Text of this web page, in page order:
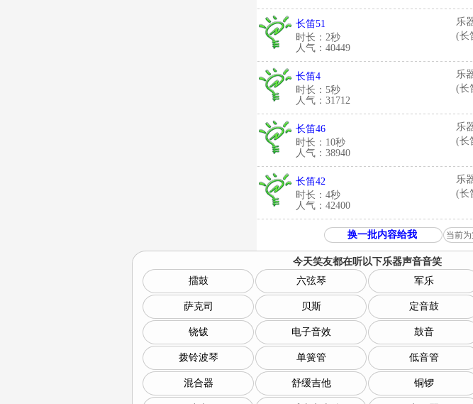
长笛51
时长：2秒
人气：40449
乐
(长
长笛4
时长：5秒
人气：31712
乐
(长
长笛46
时长：10秒
人气：38940
乐
(长
长笛42
时长：4秒
人气：42400
乐
(长
换一批内容给我 当前为
今天笑友都在听以下乐器声音音笑
擂鼓
六弦琴 军乐
萨克司 贝斯 定音鼓
铙钹 电子音效 鼓音
拨铃波琴 单簧管 低音管
混合器 舒缓吉他 铜锣